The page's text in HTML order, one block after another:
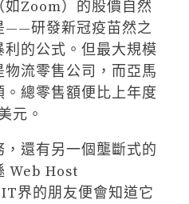
Zoom）的股價自然
——研發新冠疫苗然之
的公式。但最大規模
流零售公司，而亞馬
總零售額便比上年度
元。
還有另一個壟斷式的
Web Host
界的朋友便會知道它